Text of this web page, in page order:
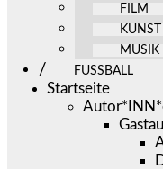
FILM
KUNST
MUSIK
FUSSBALL
Startseite